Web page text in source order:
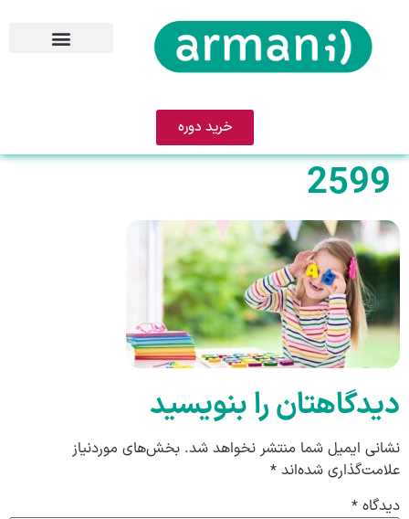
خرید دوره
2599
دیدگاهتان را بنویسید
نشانی ایمیل شما منتشر نخواهد شد. بخش‌های موردنیاز
علامت‌گذاری شده‌اند *
دیدگاه *